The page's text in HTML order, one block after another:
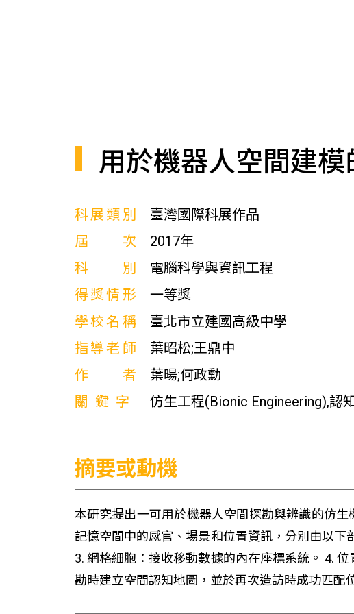
用於機器人空間建
科展類別
臺灣國際科展作品
屆次
2017年
科別
電腦科學與資訊工程
得獎情形
一等獎
學校名稱
臺北市立建國高級中學
指導老師
葉昭松;王鼎中
作者
葉暘;何政勳
關鍵字
仿生工程(Bionic Engineering),認
摘要或動機
本研究提出一可用於機器人空間探勘與辨識的仿
記憶空間中的感官、場景和位置資訊，分別由以下
3. 網格細胞：接收移動數據的內在座標系統。 4.
勘時建立空間認知地圖，並於再次造訪時成功匹配